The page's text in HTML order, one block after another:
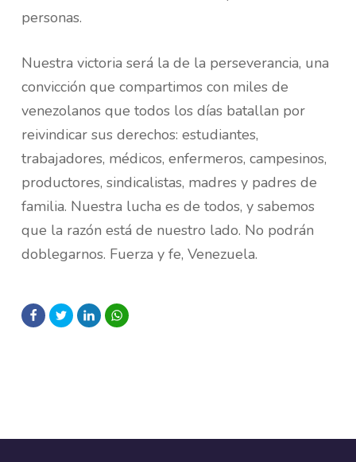
personas.
Nuestra victoria será la de la perseverancia, una
convicción que compartimos con miles de
venezolanos que todos los días batallan por
reivindicar sus derechos: estudiantes,
trabajadores, médicos, enfermeros, campesinos,
productores, sindicalistas, madres y padres de
familia. Nuestra lucha es de todos, y sabemos
que la razón está de nuestro lado. No podrán
doblegarnos. Fuerza y fe, Venezuela.